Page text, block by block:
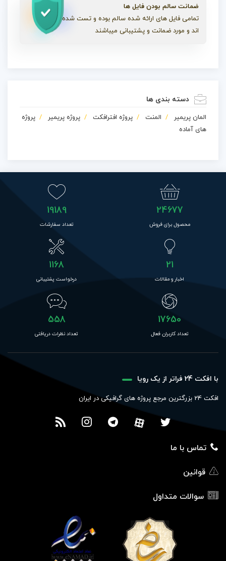
ضمانت سالم بودن فایل ها
تمامی فایل های ارائه شده سالم بوده و تست شده
اند و مورد ضمانت و پشتیبانی میباشند
دسته بندی ها
المان پریمیر المنت پروژه افترافکت پروژه پریمیر
پروژه
های آماده
24677
محصول برای فروش
19189
تعداد سفارشات
21
اخبار و مقالات
1168
درخواست پشتیبانی
17650
تعداد کاربران فعال
558
تعداد نظرات دریافتی
با افکت 24 فراتر از یک رویا
افکت 24 بزرگترین مرجع پروژه های گرافیکی در ایران
تماس با ما
قوانین
سوالات متداول